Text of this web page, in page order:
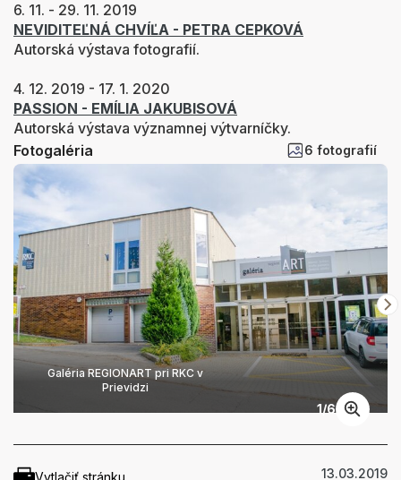
6. 11. - 29. 11. 2019
NEVIDITEĽNÁ CHVÍĽA - PETRA CEPKOVÁ
Autorská výstava fotografií.
4. 12. 2019 - 17. 1. 2020
PASSION - EMÍLIA JAKUBISOVÁ
Autorská výstava významnej výtvarníčky.
Fotogaléria
6 fotografií
Galéria REGIONART pri RKC v
Prievidzi
1/6
13.03.2019